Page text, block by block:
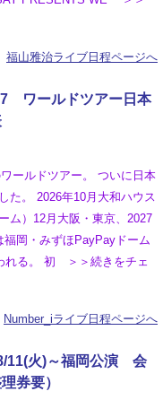
福山雅治ライブ日程ページへ
ワールドツアー日本
ールドツアー。 ついに日本
た。 2026年10月大和ハウス
ム）12月大阪・東京、2027
岡・みずほPayPayドーム
れる。 初 ＞＞続きをチェ
Number_iライブ日程ページへ
11(火)～福岡公演 会
券要）